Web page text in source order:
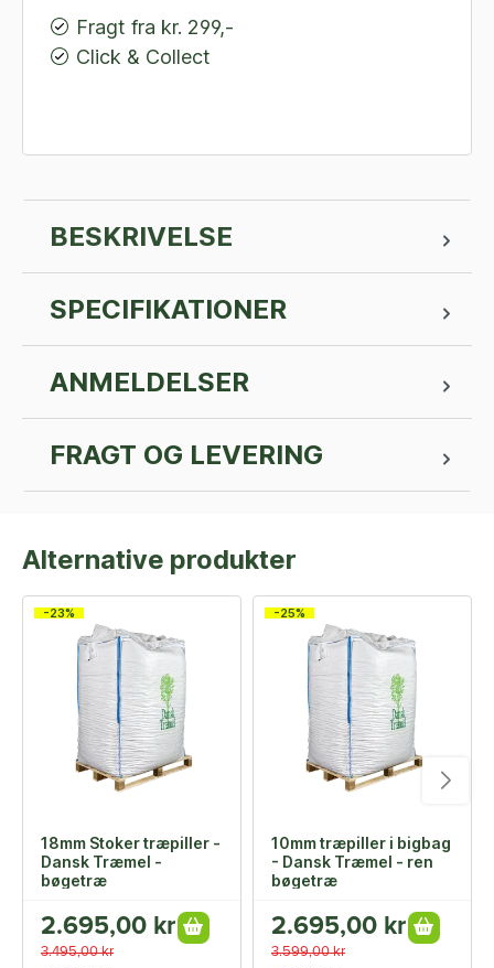
Fragt fra kr. 299,-
Click & Collect
BESKRIVELSE
SPECIFIKATIONER
ANMELDELSER
FRAGT OG LEVERING
Alternative produkter
-23%
18mm Stoker træpiller -
Dansk Træmel -
bøgetræ
2.695,00 kr
3.495,00 kr
-25%
10mm træpiller i bigbag
- Dansk Træmel - ren
bøgetræ
2.695,00 kr
3.599,00 kr